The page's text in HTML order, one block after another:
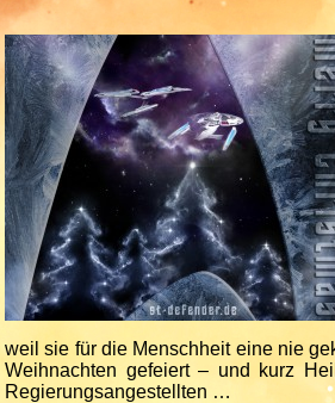
weil sie für die Menschheit eine nie
Weihnachten gefeiert – und kurz
Regierungsangestellten …